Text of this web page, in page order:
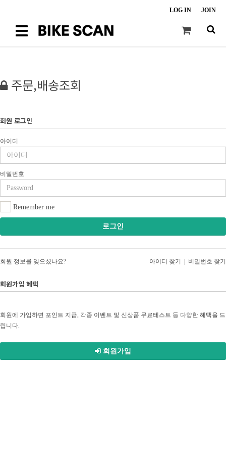
LOG IN JOIN
Toggle
주문,배송조회
회원 로그인
아이디
비밀번호
Remember me
로그인
회원 정보를 잊으셨나요? 아이디 찾기 비밀번호 찾기
회원가입 혜택
회원에 가입하면 포인트 지급, 각종 이벤트 및 신상품 무료테스트 등 다양한 혜택을 드
립니다.
회원가입